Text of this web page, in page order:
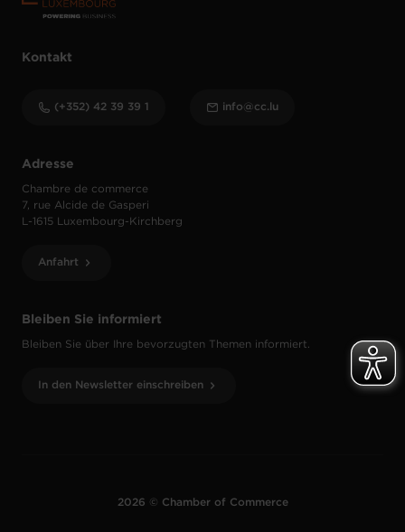
Bleiben Sie informiert
Bleiben Sie über Ihre bevorzugten Themen informiert.
In den Newsletter einschreiben
Adresse
Chambre de commerce
7, rue Alcide de Gasperi
L-1615 Luxembourg-Kirchberg
Anfahrt
Kontakt
(+352) 42 39 39 1 info@cc.lu
2026 © Chamber of Commerce